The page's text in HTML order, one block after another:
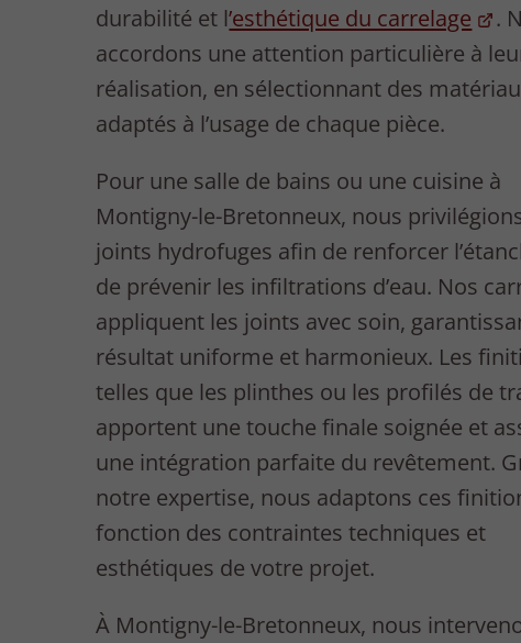
durabilité et l’esthétique du carrelage
.
accordons une attention particulière à
réalisation, en sélectionnant des
adaptés à l’usage de chaque pièce.
Pour une salle de bains ou une cuisine à
Montigny-le-Bretonneux, nous
joints hydrofuges afin de renforcer
de prévenir les infiltrations d’eau. Nos
appliquent les joints avec soin,
résultat uniforme et harmonieux. Les
telles que les plinthes ou les profilés de
apportent une touche finale soignée et
une intégration parfaite du revêtement.
notre expertise, nous adaptons ces
fonction des contraintes techniques et
esthétiques de votre projet.
À Montigny-le-Bretonneux, nous